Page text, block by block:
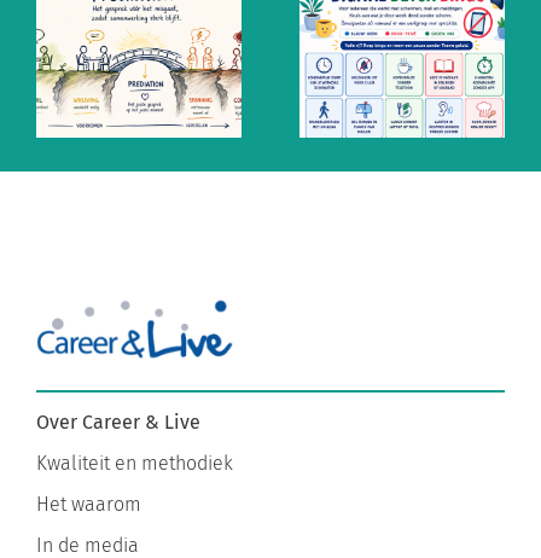
Altijd aan
staan? De
mythe van
snel
Ontzempic:
de mentale
prik tegen
altijd
Over Career & Live
Kwaliteit en methodiek
Het waarom
In de media